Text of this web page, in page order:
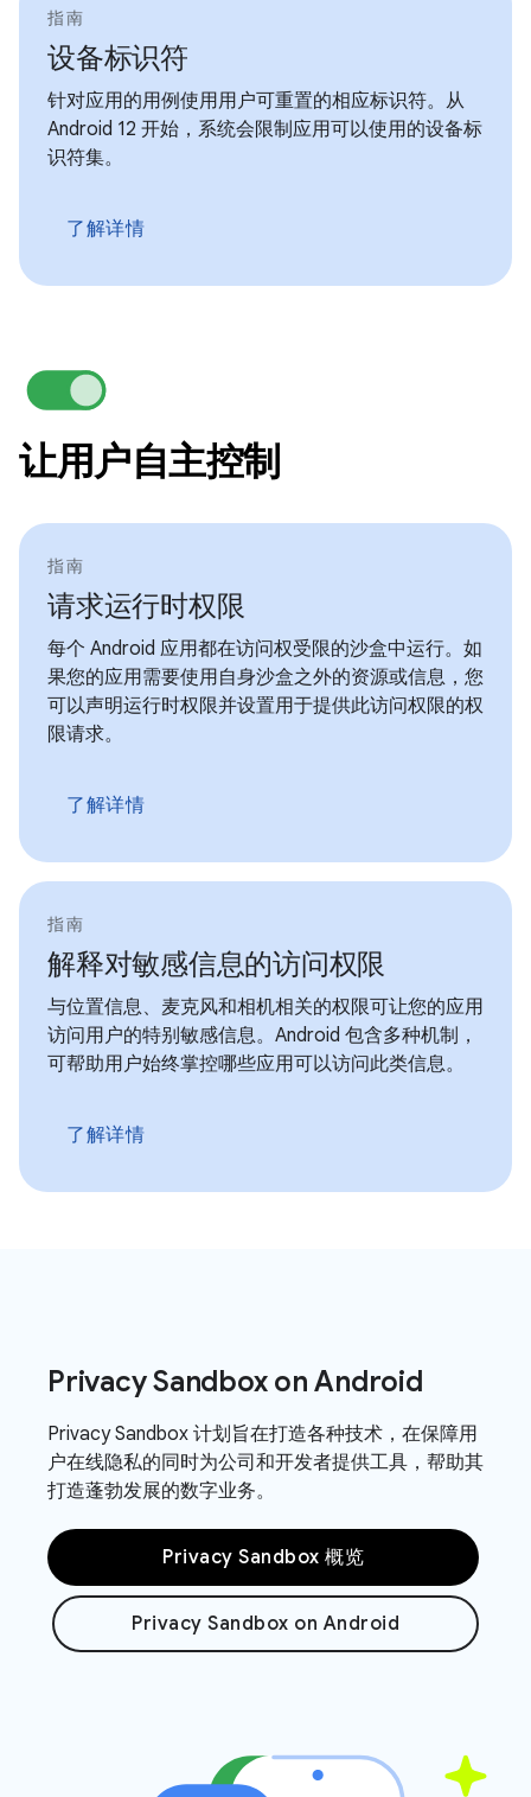
指南
设备标识符
针对应用的用例使用用户可重置的相应标识符。从
Android 12 开始，系统会限制应用可以使用的设备标
识符集。
了解详情
让用户自主控制
指南
请求运行时权限
每个 Android 应用都在访问权受限的沙盒中运行。如
果您的应用需要使用自身沙盒之外的资源或信息，您
可以声明运行时权限并设置用于提供此访问权限的权
限请求。
了解详情
指南
解释对敏感信息的访问权限
与位置信息、麦克风和相机相关的权限可让您的应用
访问用户的特别敏感信息。Android 包含多种机制，
可帮助用户始终掌控哪些应用可以访问此类信息。
了解详情
Privacy Sandbox on Android
Privacy Sandbox 计划旨在打造各种技术，在保障用
户在线隐私的同时为公司和开发者提供工具，帮助其
打造蓬勃发展的数字业务。
Privacy Sandbox 概览
Privacy Sandbox on Android